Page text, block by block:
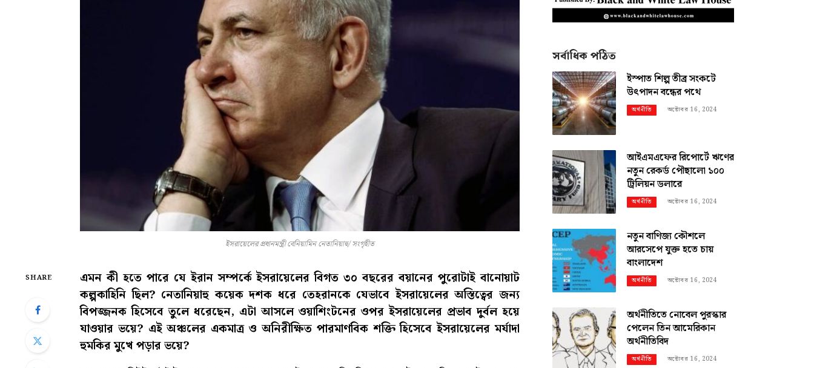
ইসরায়েলের প্রধানমন্ত্রী বেনিয়ামিন নেতানিয়াহু/ সংগৃহীত
SHARE
এমন কী হতে পারে যে ইরান সম্পর্কে ইসরায়েলের বিগত ৩০ বছরের বয়ানের পুরোটাই বানোয়াট
কল্পকাহিনি ছিল? নেতানিয়াহু কয়েক দশক ধরে তেহরানকে যেভাবে ইসরায়েলের অস্তিত্বের জন্য
বিপজ্জনক হিসেবে তুলে ধরেছেন, এটা আসলে ওয়াশিংটনের ওপর ইসরায়েলের প্রভাব দুর্বল হয়ে
যাওয়ার ভয়ে? এই অঞ্চলের একমাত্র ও অনিরীক্ষিত পারমাণবিক শক্তি হিসেবে ইসরায়েলের মর্যাদা
হুমকির মুখে পড়ার ভয়ে?
সর্বাধিক পঠিত
ইস্পাত শিল্প তীব্র সংকটে
উৎপাদন বন্ধের পথে
অর্থনীতি অক্টোবর 16, 2024
আইএমএফের রিপোর্টে ঋণের
নতুন রেকর্ড পৌছালো ১০০
ট্রিলিয়ন ডলারে
অর্থনীতি অক্টোবর 16, 2024
নতুন বাণিজ্য কৌশলে
আরসেপে যুক্ত হতে চায়
বাংলাদেশ
অর্থনীতি অক্টোবর 16, 2024
অর্থনীতিতে নোবেল পুরস্কার
পেলেন তিন আমেরিকান
অর্থনীতিবিদ
অর্থনীতি অক্টোবর 16, 2024